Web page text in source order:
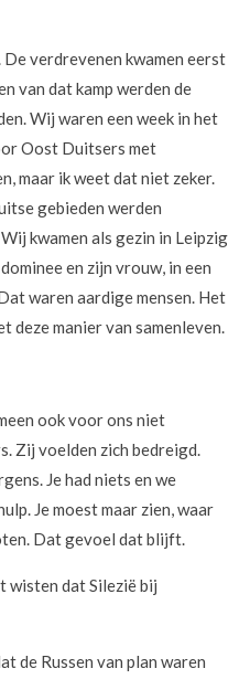
verdrevenen kwamen eerst
van dat kamp werden de
Wij waren een week in het
Oost Duitsers met
maar ik weet dat niet zeker.
gebieden werden
kwamen als gezin in Leipzig
en zijn vrouw, in een
waren aardige mensen. Het
deze manier van samenleven.
ook voor ons niet
Zij voelden zich bedreigd.
Je had niets en we
Je moest maar zien, waar
Dat gevoel dat blijft.
wisten dat Silezië bij
de Russen van plan waren